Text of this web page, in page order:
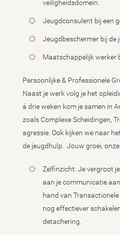
veiligheidsdomein.
Jeugdconsulent bij een
Jeugdbeschermer bij de
Maatschappelijk werker
Persoonlijke & Professionele
Naast je werk volg je het
á drie weken kom je samen in
zoals Complexe Scheidingen,
agressie. Ook kijken we naar
de jeugdhulp. Jouw groei,
Zelfinzicht: Je vergroot
aan je communicatie
hand van Transactionele
nog effectiever
detachering.